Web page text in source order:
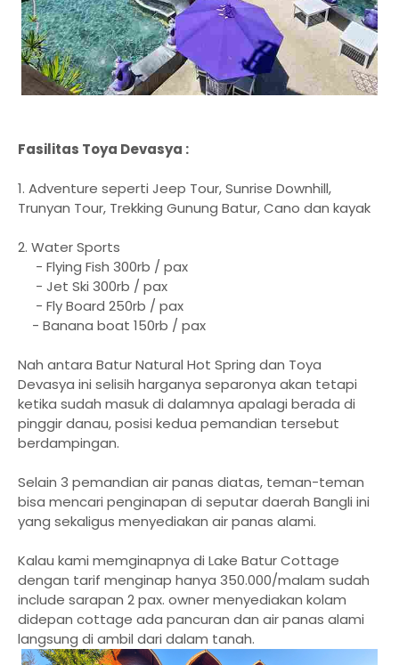
Fasilitas Toya Devasya :
1. Adventure seperti Jeep Tour, Sunrise Downhill,
Trunyan Tour, Trekking Gunung Batur, Cano dan kayak
2. Water Sports
- Flying Fish 300rb / pax
- Jet Ski 300rb / pax
- Fly Board 250rb / pax
- Banana boat 150rb / pax
Nah antara Batur Natural Hot Spring dan Toya
Devasya ini selisih harganya separonya akan tetapi
ketika sudah masuk di dalamnya apalagi berada di
pinggir danau, posisi kedua pemandian tersebut
berdampingan.
Selain 3 pemandian air panas diatas, teman-teman
bisa mencari penginapan di seputar daerah Bangli ini
yang sekaligus menyediakan air panas alami.
Kalau kami memginapnya di Lake Batur Cottage
dengan tarif menginap hanya 350.000/malam sudah
include sarapan 2 pax. owner menyediakan kolam
didepan cottage ada pancuran dan air panas alami
langsung di ambil dari dalam tanah.